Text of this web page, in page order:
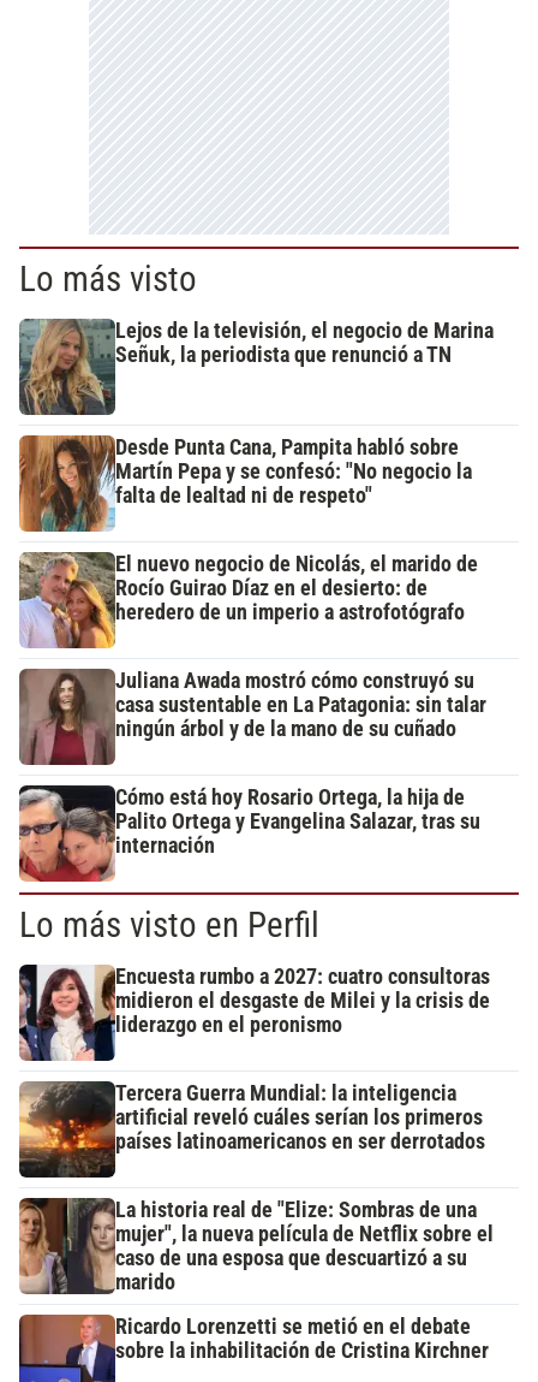
Lo más visto
Lejos de la televisión, el negocio de Marina
Señuk, la periodista que renunció a TN
Desde Punta Cana, Pampita habló sobre
Martín Pepa y se confesó: "No negocio la
falta de lealtad ni de respeto"
El nuevo negocio de Nicolás, el marido de
Rocío Guirao Díaz en el desierto: de
heredero de un imperio a astrofotógrafo
Juliana Awada mostró cómo construyó su
casa sustentable en La Patagonia: sin talar
ningún árbol y de la mano de su cuñado
Cómo está hoy Rosario Ortega, la hija de
Palito Ortega y Evangelina Salazar, tras su
internación
Lo más visto en Perfil
Encuesta rumbo a 2027: cuatro consultoras
midieron el desgaste de Milei y la crisis de
liderazgo en el peronismo
Tercera Guerra Mundial: la inteligencia
artificial reveló cuáles serían los primeros
países latinoamericanos en ser derrotados
La historia real de "Elize: Sombras de una
mujer", la nueva película de Netflix sobre el
caso de una esposa que descuartizó a su
marido
Ricardo Lorenzetti se metió en el debate
sobre la inhabilitación de Cristina Kirchner